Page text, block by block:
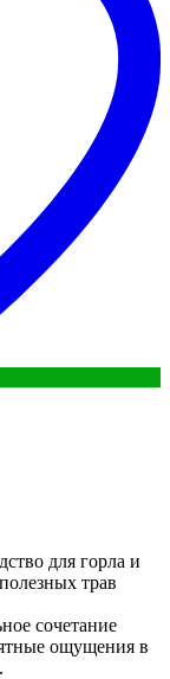
для горла и
трав
сочетание
ощущения в